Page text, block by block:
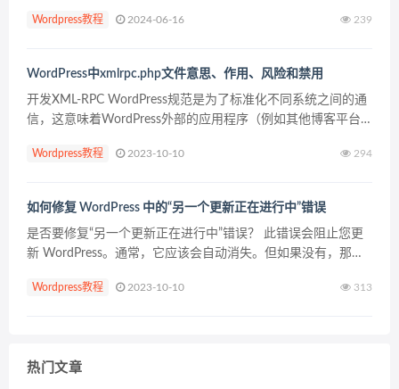
你可以继续阅读这篇教程，学习如何通过使用Goog...
Wordpress教程 2024-06-16 239
WordPress中xmlrpc.php文件意思、作用、风险和禁用
开发XML-RPC WordPress规范是为了标准化不同系统之间的通
信，这意味着WordPress外部的应用程序（例如其他博客平台
生以来，该规范一...
Wordpress教程 2023-10-10 294
如何修复 WordPress 中的“另一个更新正在进行中”错误
是否要修复“另一个更新正在进行中”错误？ 此错误会阻止您更
新 WordPress。通常，它应该会自动消失。但如果没有，那么
WordPress 中的“另一个更新正...
Wordpress教程 2023-10-10 313
热门文章